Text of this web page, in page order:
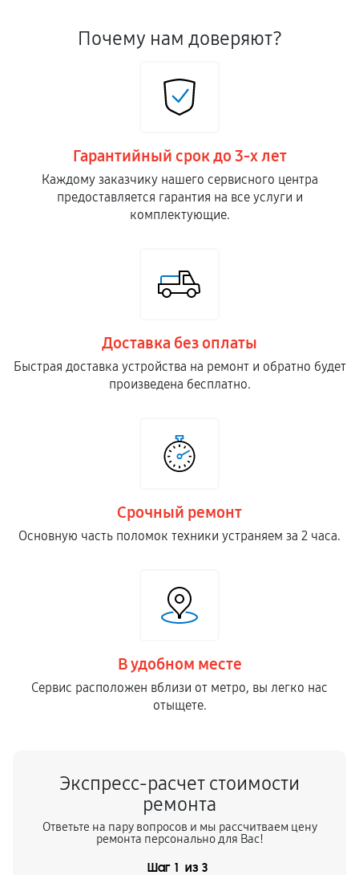
Почему нам доверяют?
Гарантийный срок до 3-х лет
Каждому заказчику нашего сервисного центра
предоставляется гарантия на все услуги и
комплектующие.
Доставка без оплаты
Быстрая доставка устройства на ремонт и обратно будет
произведена бесплатно.
Срочный ремонт
Основную часть поломок техники устраняем за 2 часа.
В удобном месте
Сервис расположен вблизи от метро, вы легко нас
отыщете.
Экспресс-расчет стоимости
ремонта
Ответьте на пару вопросов и мы рассчитваем цену
ремонта персонально для Вас!
Шаг 1 из 3